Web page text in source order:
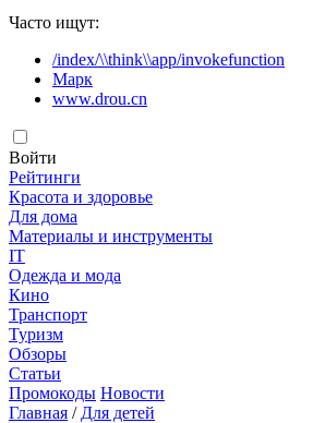
Часто ищут:
/index/\\think\\app/invokefunction
Марк
www.drou.cn
Войти
Рейтинги
Красота и здоровье
Для дома
Материалы и инструменты
IT
Одежда и мода
Кино
Транспорт
Туризм
Обзоры
Статьи
Промокоды Новости
Главная / Для детей